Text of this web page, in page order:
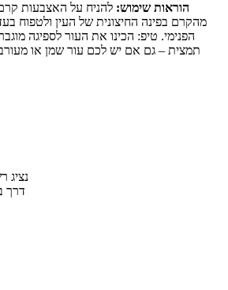
הוראות שימוש: להניח על האצבעות
מהקרם בפינה החיצונית של העין ולטפוח
הפנימי. טיפ: הכינו את העור לספיגה
תמצית – גם אם יש לכם עור שמן או
נציג
דרך בן